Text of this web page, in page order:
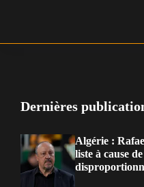
Dernières
Algérie :
liste à cause